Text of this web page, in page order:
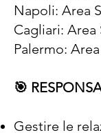
Napoli: Area
Cagliari: Area
Palermo:
🎯
Gestire le